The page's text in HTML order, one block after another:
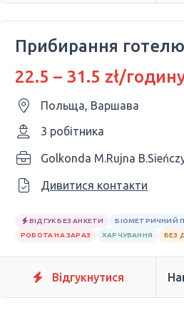
Прибирання готелю
22.5 – 31.5 zł/
Польща, Варшава
3 робітника
Дивитися контакти
ВІДГУК БЕЗ АНКЕТИ
БІОМЕТРИЧНИЙ
РОБОТА НА ЗАРАЗ
ХАРЧУВАННЯ БЕЗ
Відгукнутися